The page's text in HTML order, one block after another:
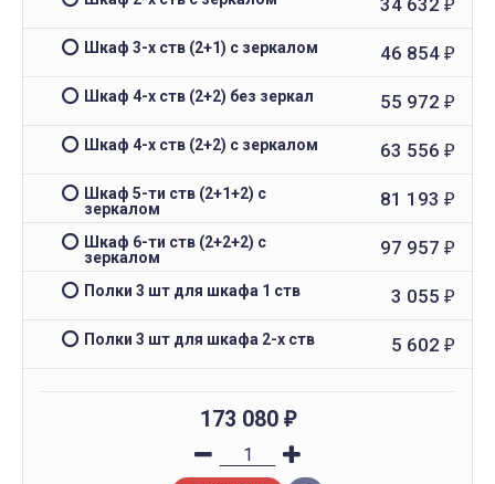
34 632 ₽
Шкаф 3-х ств (2+1) с зеркалом 46 854 ₽
Шкаф 4-х ств (2+2) без зеркал 55 972 ₽
Шкаф 4-х ств (2+2) с зеркалом 63 556 ₽
Шкаф 5-ти ств (2+1+2) с
зеркалом
81 193 ₽
Шкаф 6-ти ств (2+2+2) с
зеркалом
97 957 ₽
Полки 3 шт для шкафа 1 ств 3 055 ₽
Полки 3 шт для шкафа 2-х ств 5 602 ₽
173 080 ₽